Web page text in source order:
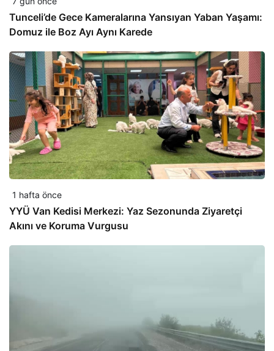
Tunceli’de Gece Kameralarına Yansıyan Yaban Yaşamı:
Domuz ile Boz Ayı Aynı Karede
1 hafta önce
YYÜ Van Kedisi Merkezi: Yaz Sezonunda Ziyaretçi
Akını ve Koruma Vurgusu